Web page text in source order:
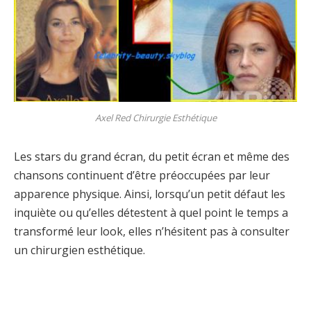
Axel Red Chirurgie Esthétique
Les stars du grand écran, du petit écran et même des
chansons continuent d’être préoccupées par leur
apparence physique. Ainsi, lorsqu’un petit défaut les
inquiète ou qu’elles détestent à quel point le temps a
transformé leur look, elles n’hésitent pas à consulter
un chirurgien esthétique.